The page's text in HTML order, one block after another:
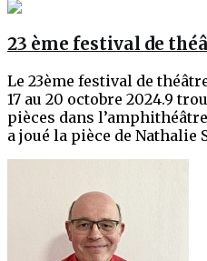
23 ème festival de
Le 23ème festival de
17 au 20 octobre 2024.9
pièces dans
a joué la pièce de Nathalie